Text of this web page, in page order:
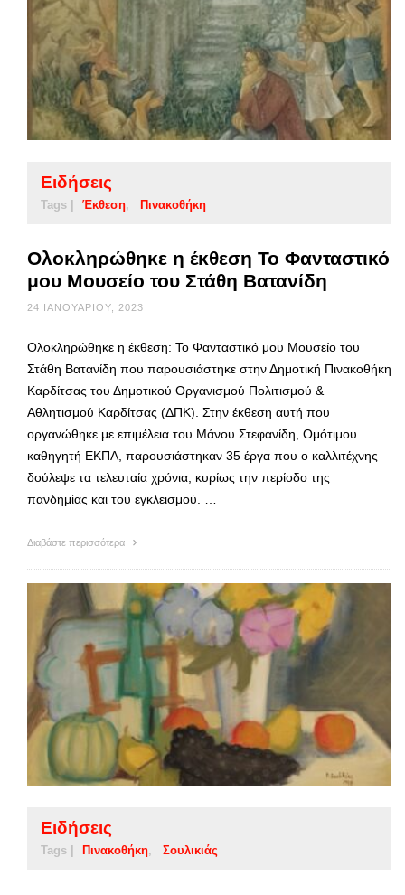
Ειδήσεις
Tags | Έκθεση Πινακοθήκη
Ολοκληρώθηκε η έκθεση Το Φανταστικό
μου Μουσείο του Στάθη Βατανίδη
24 ΙΑΝΟΥΑΡΊΟΥ, 2023
Ολοκληρώθηκε η έκθεση: Το Φανταστικό μου Μουσείο του
Στάθη Βατανίδη που παρουσιάστηκε στην Δημοτική Πινακοθήκη
Καρδίτσας του Δημοτικού Οργανισμού Πολιτισμού &
Αθλητισμού Καρδίτσας (ΔΠΚ). Στην έκθεση αυτή που
οργανώθηκε με επιμέλεια του Μάνου Στεφανίδη, Ομότιμου
καθηγητή ΕΚΠΑ, παρουσιάστηκαν 35 έργα που ο καλλιτέχνης
δούλεψε τα τελευταία χρόνια, κυρίως την περίοδο της
πανδημίας και του εγκλεισμού. …
Διαβάστε περισσότερα
Ειδήσεις
Tags | Πινακοθήκη Σουλικιάς